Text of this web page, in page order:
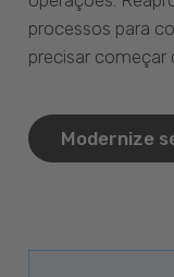
processos para
precisar começar
Modernize